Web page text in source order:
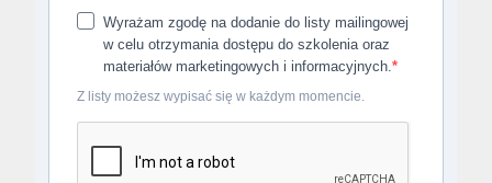
Wyrażam zgodę na dodanie do listy mailingowej
w celu otrzymania dostępu do szkolenia oraz
materiałów marketingowych i informacyjnych.
Z listy możesz wypisać się w każdym momencie.